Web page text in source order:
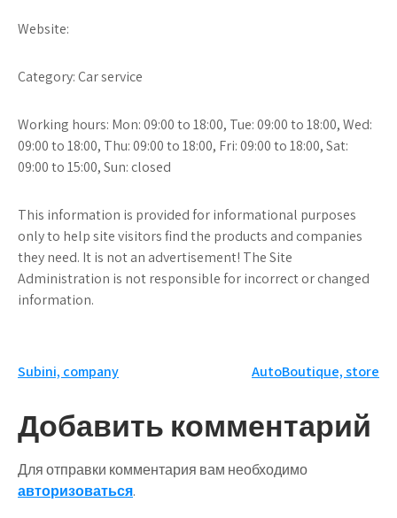
Website:
Category: Car service
Working hours: Mon: 09:00 to 18:00, Tue: 09:00 to 18:00, Wed:
09:00 to 18:00, Thu: 09:00 to 18:00, Fri: 09:00 to 18:00, Sat:
09:00 to 15:00, Sun: closed
This information is provided for informational purposes
only to help site visitors find the products and companies
they need. It is not an advertisement! The Site
Administration is not responsible for incorrect or changed
information.
Навигация
по
записям
Subini, company AutoBoutique, store
Добавить комментарий
Для отправки комментария вам необходимо
авторизоваться.